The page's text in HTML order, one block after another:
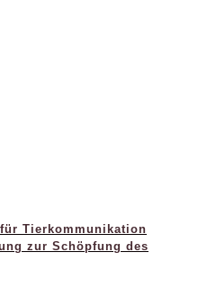
Tierkommunikation
zur Schöpfung des